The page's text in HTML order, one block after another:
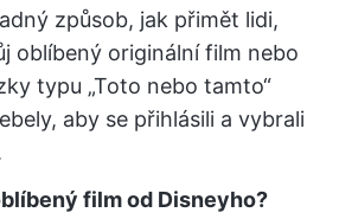
způsob, jak přimět lidi,
oblíbený originální film nebo
typu „Toto nebo tamto“
aby se přihlásili a vybrali
film od Disneyho?